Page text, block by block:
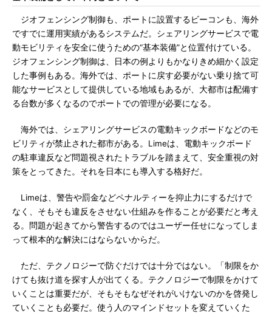
ジオフェンシング制御も、ポートに設置するビーコンも、海外
ですでに運用実績があるシステムだ。シェアリングサービスで電
動モビリティを安全に使うための“基本装備”と位置付けている。
ジオフェンシング制御は、日本の例よりもかなりきめ細かく設定
した事例もある。海外では、ポートに戻す必要がない乗り捨て可
能なサービスとして提供している地域もあるが、大都市は配備す
る台数が多くなるのでポートでの管理が必要になる。
海外では、シェアリングサービスの電動キックボードなどのモ
ビリティが禁止された都市がある。Limeは、電動キックボード
の駐車違反など問題視されたトラブルを踏まえて、安全重視の対
策をとってきた。それを日本にも導入する格好だ。
Limeは、警告や罰金などペナルティーを抑止力にするだけで
なく、そもそも違反をさせない仕組みを作ることが必要だと考え
る。問題が起きてから警告するのではユーザー任せになってしま
って根本的な解決にはならないからだ。
ただ、テクノロジーで防ぐだけでは十分ではない。「制限をか
けても抜け道を探す人が出てくる。テクノロジーで制限をかけて
いくことは重要だが、そもそもなぜそれがいけないのかを啓発し
ていくことも必要だ。使う人のマインドセットを変えていくた